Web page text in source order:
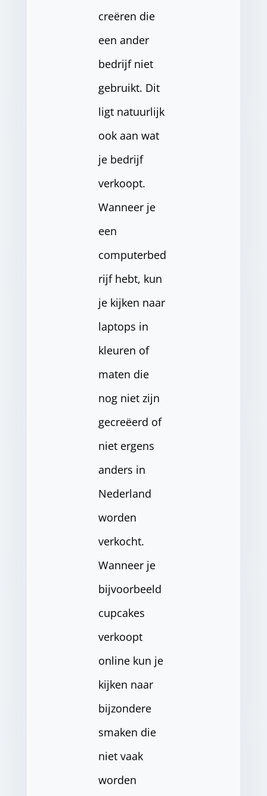
creëren die
een ander
bedrijf niet
gebruikt. Dit
ligt natuurlijk
ook aan wat
je bedrijf
verkoopt.
Wanneer je
een
computerbed
rijf hebt, kun
je kijken naar
laptops in
kleuren of
maten die
nog niet zijn
gecreëerd of
niet ergens
anders in
Nederland
worden
verkocht.
Wanneer je
bijvoorbeeld
cupcakes
verkoopt
online kun je
kijken naar
bijzondere
smaken die
niet vaak
worden